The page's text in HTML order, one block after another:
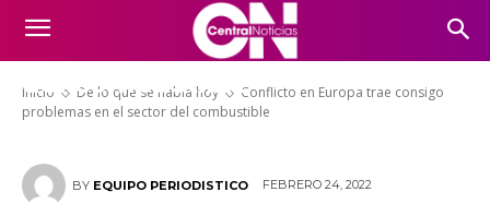
Inicio De lo que se habla hoy
Conflicto en Europa trae consigo
problemas en el sector del combustible
Conflicto en Europa trae
consigo problemas en el sector
del combustible
BY EQUIPO PERIODISTICO FEBRERO 24, 2022